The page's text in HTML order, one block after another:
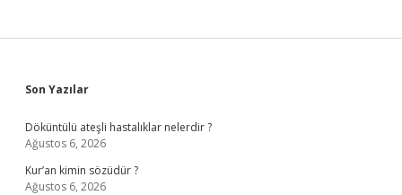
Sidebar
Son Yazılar
Döküntülü ateşli hastalıklar nelerdir ?
Ağustos 6, 2026
Kur’an kimin sözüdür ?
Ağustos 6, 2026